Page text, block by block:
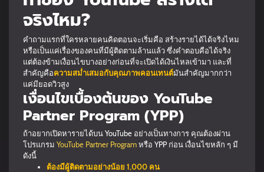
จริงไหม?
คำถามแรกที่ใครหลายคนคิดตอนจะเริ่มคือ สร้างรายได้ได้จริงไหม
หรือเป็นแค่เรื่องของคนที่มีผู้ติดตามล้านแล้ว ซึ่งคำตอบคือได้จริง
แต่ต้องข้ามเงื่อนไขบางอย่างก่อนที่จะเปิดได้เงินไหลเข้ามา และที่
สำคัญคือความสม่ำเสมอกับคุณภาพคอนเทนต์มันสำคัญมากกว่า
แค่มียอดวิวสูง
เงื่อนไขเบื้องต้นของ YouTube
Partner Program (YPP)
ถ้าอยากเปิดหารายได้บน YouTube อย่างเป็นทางการ คุณต้องผ่าน
โปรแกรม YouTube Partner Programหรือ YPP ก่อน เงื่อนไขหลัก ๆ มี
ดังนี้
ต้องมีผู้ติดตามอย่างน้อย 1,000 คน